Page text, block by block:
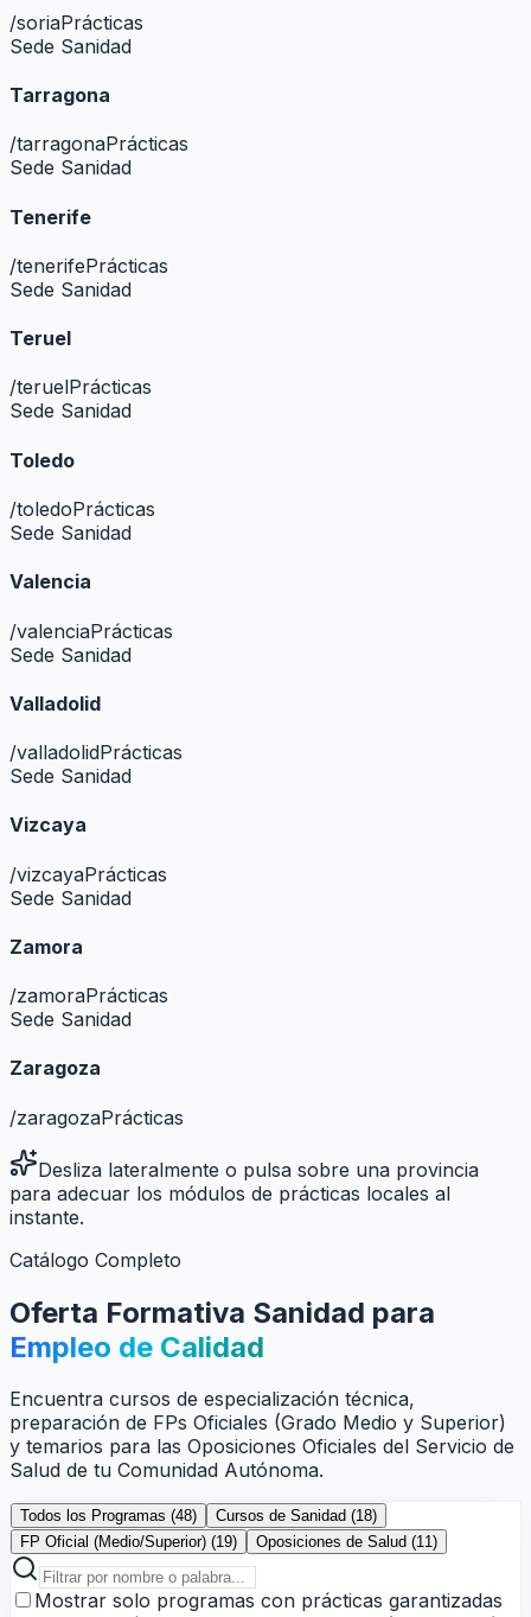
/soriaPrácticas
Sede Sanidad
Tarragona
/tarragonaPrácticas
Sede Sanidad
Tenerife
/tenerifePrácticas
Sede Sanidad
Teruel
/teruelPrácticas
Sede Sanidad
Toledo
/toledoPrácticas
Sede Sanidad
Valencia
/valenciaPrácticas
Sede Sanidad
Valladolid
/valladolidPrácticas
Sede Sanidad
Vizcaya
/vizcayaPrácticas
Sede Sanidad
Zamora
/zamoraPrácticas
Sede Sanidad
Zaragoza
/zaragozaPrácticas
Desliza lateralmente o pulsa sobre una provincia
para adecuar los módulos de prácticas locales al
instante.
Catálogo Completo
Oferta Formativa Sanidad para
Empleo de Calidad
Encuentra cursos de especialización técnica,
preparación de FPs Oficiales (Grado Medio y Superior)
y temarios para las Oposiciones Oficiales del Servicio de
Salud de tu Comunidad Autónoma.
Todos los Programas (48) Cursos de Sanidad (18)
FP Oficial (Medio/Superior) (19) Oposiciones de Salud (11)
Mostrar solo programas con prácticas garantizadas